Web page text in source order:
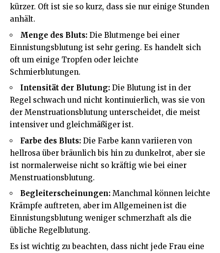
kürzer. Oft ist sie so kurz, dass sie nur einige Stunden
anhält.
Menge des Bluts: Die Blutmenge bei einer
Einnistungsblutung ist sehr gering. Es handelt sich
oft um einige Tropfen oder leichte
Schmierblutungen.
Intensität der Blutung: Die Blutung ist in der
Regel schwach und nicht kontinuierlich, was sie von
der Menstruationsblutung unterscheidet, die meist
intensiver und gleichmäßiger ist.
Farbe des Bluts: Die Farbe kann variieren von
hellrosa über bräunlich bis hin zu dunkelrot, aber sie
ist normalerweise nicht so kräftig wie bei einer
Menstruationsblutung.
Begleiterscheinungen: Manchmal können leichte
Krämpfe auftreten, aber im Allgemeinen ist die
Einnistungsblutung weniger schmerzhaft als die
übliche Regelblutung.
Es ist wichtig zu beachten, dass nicht jede Frau eine